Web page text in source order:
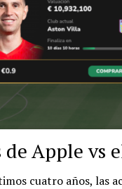
de Apple vs
cuatro años, las